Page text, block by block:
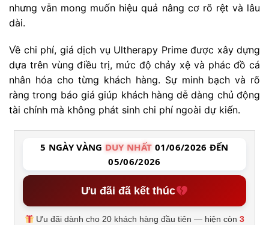
nhưng vẫn mong muốn hiệu quả nâng cơ rõ rệt và lâu
dài.
Về chi phí, giá dịch vụ Ultherapy Prime được xây dựng
dựa trên vùng điều trị, mức độ chảy xệ và phác đồ cá
nhân hóa cho từng khách hàng. Sự minh bạch và rõ
ràng trong báo giá giúp khách hàng dễ dàng chủ động
tài chính mà không phát sinh chi phí ngoài dự kiến.
5 NGÀY VÀNG DUY NHẤT 01/06/2026 ĐẾN
05/06/2026
Ưu đãi đã kết thúc
Ưu đãi dành cho 20 khách hàng đầu tiên — hiện còn3